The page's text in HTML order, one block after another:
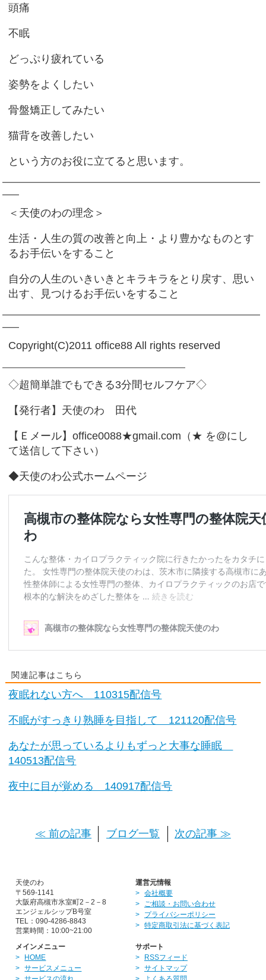
頭痛
不眠
どっぷり疲れている
姿勢をよくしたい
骨盤矯正してみたい
猫背を改善したい
という方のお役に立てると思います。
━━━━━━━━━━━━━━━━━━━━━━━━━━━━━━━
━━
＜天使のわの理念＞
生活・人生の質の改善と向上・より豊かなものとす
るお手伝いをすること
自分の人生のいきいきとキラキラをとり戻す、思い
出す、見つけるお手伝いをすること
━━━━━━━━━━━━━━━━━━━━━━━━━━━━━━━
━━
Copyright(C)2011 office88 All rights reserved
——————————————————————
◇超簡単誰でもできる3分間セルフケア◇
【発行者】天使のわ 田代
【Ｅメール】office0088★gmail.com（★ を@にし
て送信して下さい）
◆天使のわ公式ホームページ
関連記事はこちら
夜眠れない方へ 110315配信号
不眠がすっきり熟睡を目指して 121120配信号
あなたが思っているよりもずっと大事な睡眠
140513配信号
夜中に目が覚める 140917配信号
≪ 前の記事 ブログ一覧 次の記事 ≫
天使のわ
〒569-1141
大阪府高槻市氷室町2－2－8
エンジェルシップB号室
TEL：090-4286-8843
営業時間：10:00~21:00
運営元情報
会社概要
ご相談・お問い合わせ
プライバシーポリシー
特定商取引法に基づく表記
メインメニュー
HOME
サービスメニュー
サポート
RSSフィード
サイトマップ